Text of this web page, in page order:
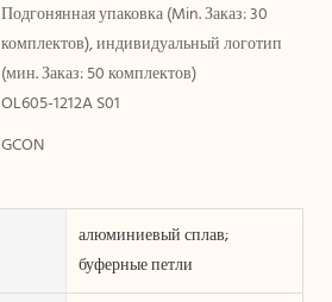
Подгонянная упаковка (Min. Заказ: 30
комплектов), индивидуальный логотип
(мин. Заказ: 50 комплектов)
OL605-1212A S01
GCON
алюминиевый сплав;
буферные петли